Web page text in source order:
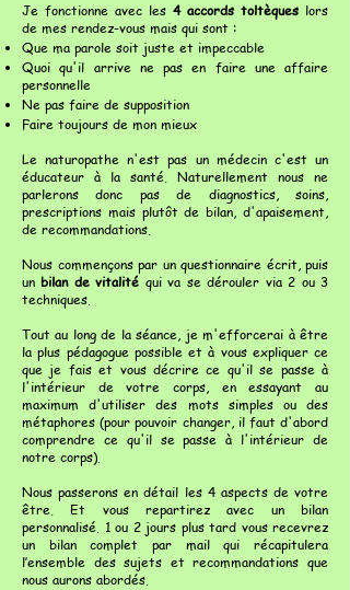
Je fonctionne avec les 4 accords toltèques lors
de mes rendez-vous mais qui sont :
Que ma parole soit juste et impeccable
Quoi qu'il arrive ne pas en faire une affaire
personnelle
Ne pas faire de supposition
Faire toujours de mon mieux
Le naturopathe n'est pas un médecin c'est un
éducateur à la santé. Naturellement nous ne
parlerons donc pas de diagnostics, soins,
prescriptions mais plutôt de bilan, d'apaisement,
de recommandations.
Nous commençons par un questionnaire écrit, puis
unbilan de vitalité qui va se dérouler via 2 ou 3
techniques.
Tout au long de la séance, je m'efforcerai à être
la plus pédagogue possible et à vous expliquer ce
que je fais et vous décrire ce qu'il se passe à
l'intérieur de votre corps, en essayant au
maximum d'utiliser des mots simples ou des
métaphores (pour pouvoir changer, il faut d'abord
comprendre ce qu'il se passe à l'intérieur de
notre corps).
Nous passerons en détail les 4 aspects de votre
être. Et vous repartirez avec un bilan
personnalisé. 1 ou 2 jours plus tard vous recevrez
un bilan complet par mail qui récapitulera
l’ensemble des sujets et recommandations que
nous aurons abordés.